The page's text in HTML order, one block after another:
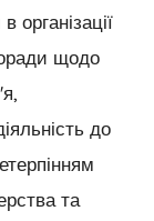
організації
щодо
до
та